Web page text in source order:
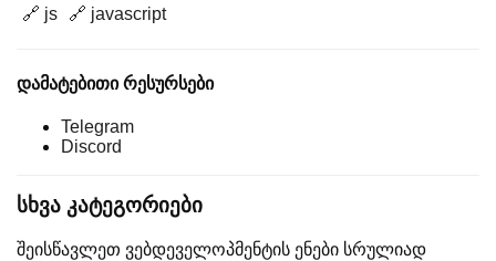
🔗 js 🔗 javascript
დამატებითი რესურსები
Telegram
Discord
სხვა კატეგორიები
შეისწავლეთ ვებდეველოპმენტის ენები სრულიად